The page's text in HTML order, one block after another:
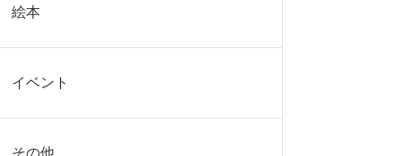
絵本
イベント
その他